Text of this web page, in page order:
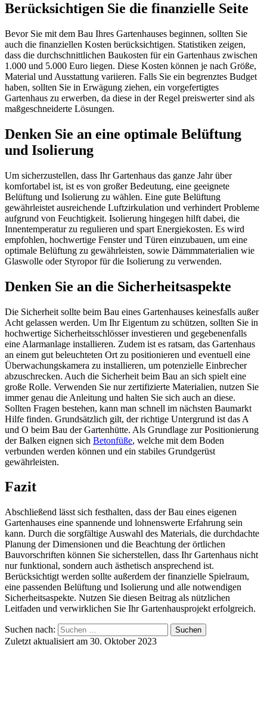
Berücksichtigen Sie die finanzielle Seite
Bevor Sie mit dem Bau Ihres Gartenhauses beginnen, sollten Sie
auch die finanziellen Kosten berücksichtigen. Statistiken zeigen,
dass die durchschnittlichen Baukosten für ein Gartenhaus zwischen
1.000 und 5.000 Euro liegen. Diese Kosten können je nach Größe,
Material und Ausstattung variieren. Falls Sie ein begrenztes Budget
haben, sollten Sie in Erwägung ziehen, ein vorgefertigtes
Gartenhaus zu erwerben, da diese in der Regel preiswerter sind als
maßgeschneiderte Lösungen.
Denken Sie an eine optimale Belüftung
und Isolierung
Um sicherzustellen, dass Ihr Gartenhaus das ganze Jahr über
komfortabel ist, ist es von großer Bedeutung, eine geeignete
Belüftung und Isolierung zu wählen. Eine gute Belüftung
gewährleistet ausreichende Luftzirkulation und verhindert Probleme
aufgrund von Feuchtigkeit. Isolierung hingegen hilft dabei, die
Innentemperatur zu regulieren und spart Energiekosten. Es wird
empfohlen, hochwertige Fenster und Türen einzubauen, um eine
optimale Belüftung zu gewährleisten, sowie Dämmmaterialien wie
Glaswolle oder Styropor für die Isolierung zu verwenden.
Denken Sie an die Sicherheitsaspekte
Die Sicherheit sollte beim Bau eines Gartenhauses keinesfalls außer
Acht gelassen werden. Um Ihr Eigentum zu schützen, sollten Sie in
hochwertige Sicherheitsschlösser investieren und gegebenenfalls
eine Alarmanlage installieren. Zudem ist es ratsam, das Gartenhaus
an einem gut beleuchteten Ort zu positionieren und eventuell eine
Überwachungskamera zu installieren, um potenzielle Einbrecher
abzuschrecken. Auch die Sicherheit beim Bau an sich spielt eine
große Rolle. Verwenden Sie nur zertifizierte Materialien, nutzen Sie
immer genau die Anleitung und halten Sie sich auch an diese.
Sollten Fragen bestehen, kann man schnell im nächsten Baumarkt
Hilfe finden. Grundsätzlich gilt, der richtige Untergrund ist das A
und O beim Bau der Gartenhütte. Als Grundlage zur Positionierung
der Balken eignen sich Betonfüße, welche mit dem Boden
verbunden werden können und ein stabiles Grundgerüst
gewährleisten.
Fazit
Abschließend lässt sich festhalten, dass der Bau eines eigenen
Gartenhauses eine spannende und lohnenswerte Erfahrung sein
kann. Durch die sorgfältige Auswahl des Materials, die durchdachte
Planung der Dimensionen und die Beachtung der örtlichen
Bauvorschriften können Sie sicherstellen, dass Ihr Gartenhaus nicht
nur funktional, sondern auch ästhetisch ansprechend ist.
Berücksichtigt werden sollte außerdem der finanzielle Spielraum,
eine passenden Belüftung und Isolierung und alle notwendigen
Sicherheitsaspekte. Nutzen Sie diesen Beitrag als nützlichen
Leitfaden und verwirklichen Sie Ihr Gartenhausprojekt erfolgreich.
Suchen nach:
Zuletzt aktualisiert am 30. Oktober 2023